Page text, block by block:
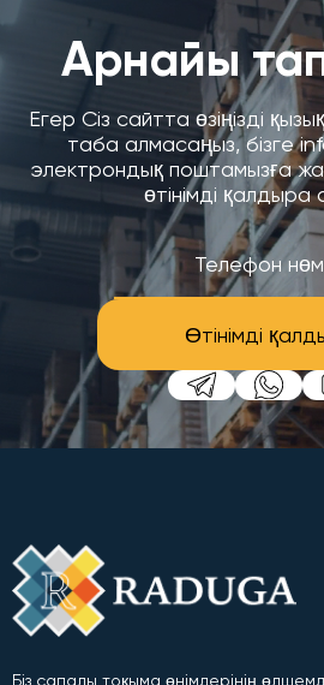
Арнайы
Егер Сіз сайтта өзіңізді
таба алмасаңыз, бізге
электрондық поштамызға
өтінімді қалдыра
Өтінімді
Біз сапалы тоқыма өнімдерінің